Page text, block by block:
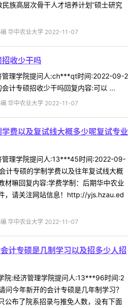
族高层次骨干人才培养计划”硕士研究
华中农业大学 2022-11-07
收少干吗
管理学院提问人:ch***qt时间:2022-09-2
计专硕招收少干吗回复内容:可以 ...
华中农业大学 2022-11-07
费以及复试线大概多少呢复试专业
管理学院提问人:13***45时间:2022-09-
计专硕的学制学费以及往年复试线大概
材嘛回复内容:学费学制：后期华中农业
，请关注网站信息！http://yjs.hzau.ed
华中农业大学 2022-11-07
计专硕是几制学习以及招多少人招
院:经济管理学院提问人:13***96时间:2
今年新开的会计专硕是几年制学习？
公布了院系招录与推免人数，没有下面